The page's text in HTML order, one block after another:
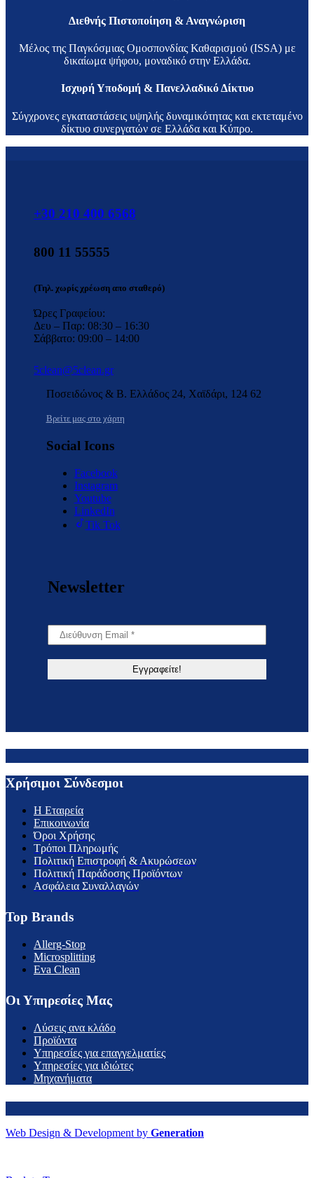
Διεθνής Πιστοποίηση & Αναγνώριση
Μέλος της Παγκόσμιας Ομοσπονδίας Καθαρισμού (ISSA) με
δικαίωμα ψήφου, μοναδικό στην Ελλάδα.
Ισχυρή Υποδομή & Πανελλαδικό Δίκτυο
Σύγχρονες εγκαταστάσεις υψηλής δυναμικότητας και εκτεταμένο
δίκτυο συνεργατών σε Ελλάδα και Κύπρο.
+30 210 400 6568
800 11 55555
(Τηλ. χωρίς χρέωση απο σταθερό)
Ώρες Γραφείου:
Δευ – Παρ: 08:30 – 16:30
Σάββατο: 09:00 – 14:00
5clean@5clean.gr
Ποσειδώνος & Β. Ελλάδος 24, Χαϊδάρι, 124 62
Βρείτε μας στο χάρτη
Social Icons
Facebook
Instagram
Youtube
LinkedIn
Tik Tok
Newsletter
Χρήσιμοι Σύνδεσμοι
H Εταιρεία
Επικοινωνία
Όροι Χρήσης
Τρόποι Πληρωμής
Πολιτική Επιστροφή & Ακυρώσεων
Πολιτική Παράδοσης Προϊόντων
Ασφάλεια Συναλλαγών
Top Brands
Allerg-Stop
Microsplitting
Eva Clean
Οι Υπηρεσίες Μας
Λύσεις ανα κλάδο
Προϊόντα
Υπηρεσίες για επαγγελματίες
Υπηρεσίες για ιδιώτες
Μηχανήματα
Web Design & Development by Generation